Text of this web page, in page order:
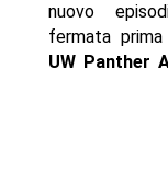
nuovo
fermata
UW Panther